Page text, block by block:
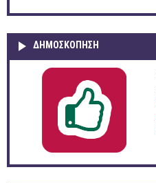
ΔΗΜΟΣΚΟΠΗΣΗ